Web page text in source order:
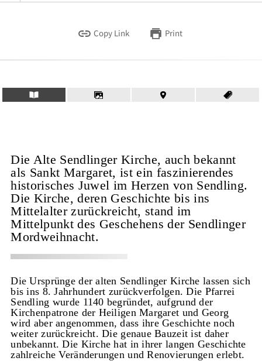
Copy Link Print
Die Alte Sendlinger Kirche, auch bekannt
als Sankt Margaret, ist ein faszinierendes
historisches Juwel im Herzen von Sendling.
Die Kirche, deren Geschichte bis ins
Mittelalter zurückreicht, stand im
Mittelpunkt des Geschehens der Sendlinger
Mordweihnacht.
Die Ursprünge der alten Sendlinger Kirche lassen sich
bis ins 8. Jahrhundert zurückverfolgen. Die Pfarrei
Sendling wurde 1140 begründet, aufgrund der
Kirchenpatrone der Heiligen Margaret und Georg
wird aber angenommen, dass ihre Geschichte noch
weiter zurückreicht. Die genaue Bauzeit ist daher
unbekannt. Die Kirche hat in ihrer langen Geschichte
zahlreiche Veränderungen und Renovierungen erlebt.